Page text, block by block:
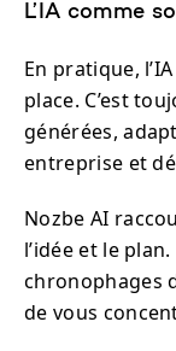
L’IA comme
En pratique,
place. C’est
générées,
entreprise et
Nozbe AI
l’idée et le
chronophages
de vous